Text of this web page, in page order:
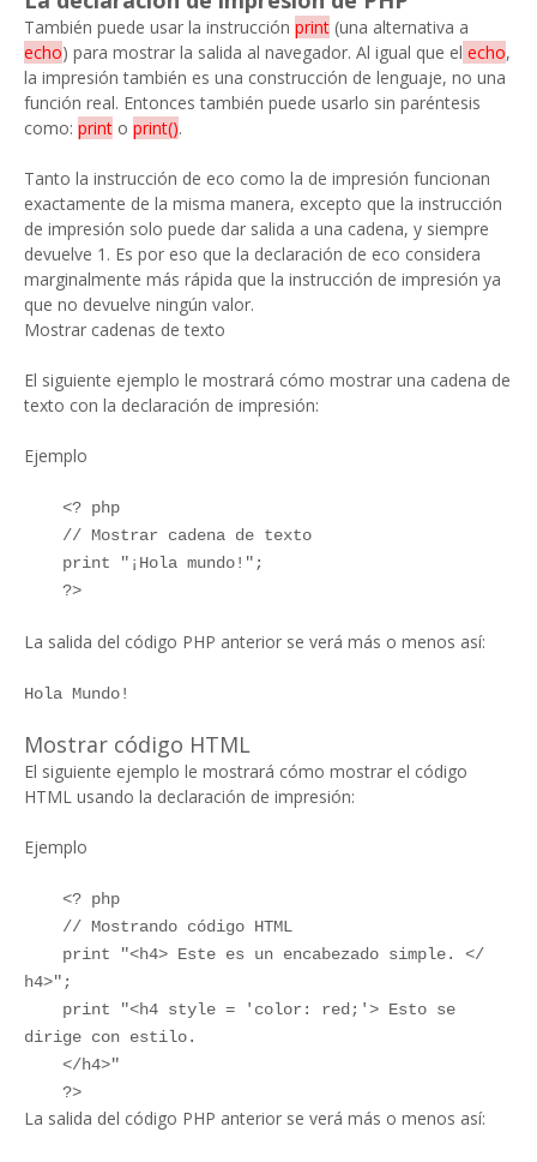
También puede usar la instrucción print (una alternativa a
echo) para mostrar la salida al navegador. Al igual que el echo,
la impresión también es una construcción de lenguaje, no una
función real. Entonces también puede usarlo sin paréntesis
como: print o print().
Tanto la instrucción de eco como la de impresión funcionan
exactamente de la misma manera, excepto que la instrucción
de impresión solo puede dar salida a una cadena, y siempre
devuelve 1. Es por eso que la declaración de eco considera
marginalmente más rápida que la instrucción de impresión ya
que no devuelve ningún valor.
Mostrar cadenas de texto
El siguiente ejemplo le mostrará cómo mostrar una cadena de
texto con la declaración de impresión:
Ejemplo
<? php
// Mostrar cadena de texto
print "¡Hola mundo!";
?>
La salida del código PHP anterior se verá más o menos así:
Hola Mundo!
Mostrar código HTML
El siguiente ejemplo le mostrará cómo mostrar el código
HTML usando la declaración de impresión:
Ejemplo
<? php
// Mostrando código HTML
print "<h4> Este es un encabezado simple. </
h4>";
print "<h4 style = 'color: red;'> Esto se
dirige con estilo.
</h4>"
?>
La salida del código PHP anterior se verá más o menos así: